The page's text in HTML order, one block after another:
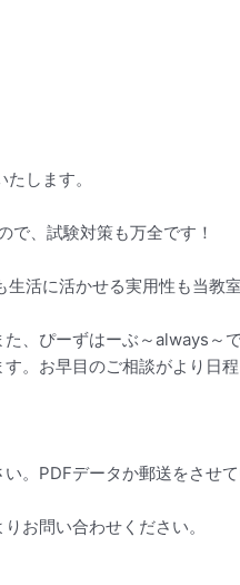
します。
、試験対策も万全です！
活に活かせる実用性も当教
、ぴーずはーぶ～always～
。お早目のご相談がより日程
。PDFデータか郵送をさせて
お問い合わせください。